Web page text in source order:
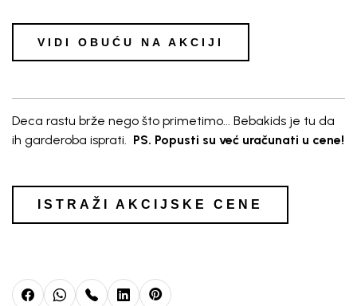
VIDI OBUĆU NA AKCIJI
Deca rastu brže nego što primetimo... Bebakids je tu da
ih garderoba isprati. PS. Popusti su već uračunati u cene!
ISTRAŽI AKCIJSKE CENE